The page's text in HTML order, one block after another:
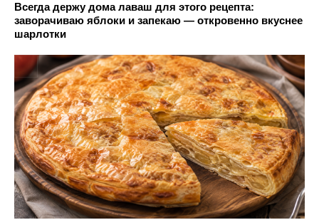
Всегда держу дома лаваш для этого рецепта:
заворачиваю яблоки и запекаю — откровенно вкуснее
шарлотки